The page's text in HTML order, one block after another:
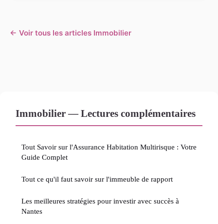
← Voir tous les articles Immobilier
Immobilier — Lectures complémentaires
Tout Savoir sur l'Assurance Habitation Multirisque : Votre
Guide Complet
Tout ce qu'il faut savoir sur l'immeuble de rapport
Les meilleures stratégies pour investir avec succès à
Nantes